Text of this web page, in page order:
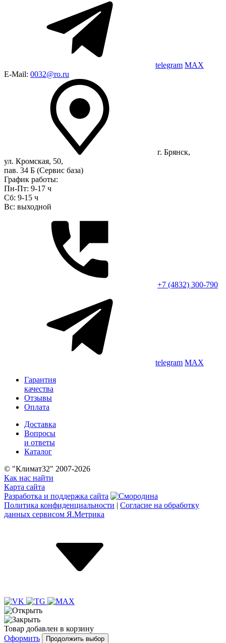
telegram MAX
E-Mail: 0032@ro.ru
г. Брянск,
ул. Кромская, 50,
пав. 34 Б (Сервис база)
График работы:
Пн-Пт: 9-17 ч
Сб: 9-15 ч
Вс: выходной
+7 (4832) 300-790
telegram MAX
Гарантия
качества
Отзывы
Оплата
Доставка
Вопросы
и ответы
Каталог
© "Климат32" 2007-2026
Как нас найти
Карта сайта
Разработка и поддержка сайта
Политика конфиденциальности | Согласие на обработку
данных сервисом Я.Метрика
Товар добавлен в корзину
Оформить
Продолжить выбор